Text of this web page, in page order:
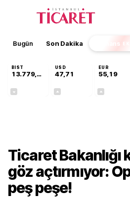
Bugün Son Dakika Finans
BIST
13.779,39
USD
47,71
EUR
55,19
Ticaret Bakanlığı
göz açtırmıyor:
peş peşe!